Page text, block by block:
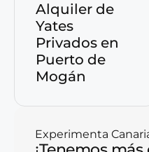
Alquiler de
Yates
Privados en
Puerto de
Mogán
Experimenta